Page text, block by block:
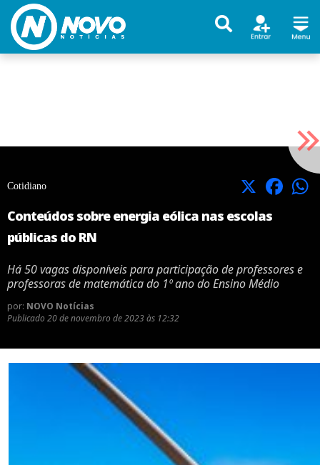
Cotidiano X Facebook
Conteúdos sobre energia eólica nas escolas
públicas do RN
Há 50 vagas disponíveis para participação de professores e
professoras de matemática do 1º ano do Ensino Médio
por: NOVO Notícias
Publicado 20 de novembro de 2023 às 12:32